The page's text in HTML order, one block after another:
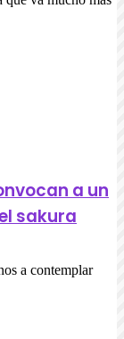
a un
sakura
a contemplar